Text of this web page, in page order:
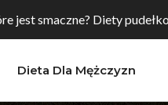
jest smaczne? Diety
warto spróbować, aby
Dieta Dla Mężczyzn